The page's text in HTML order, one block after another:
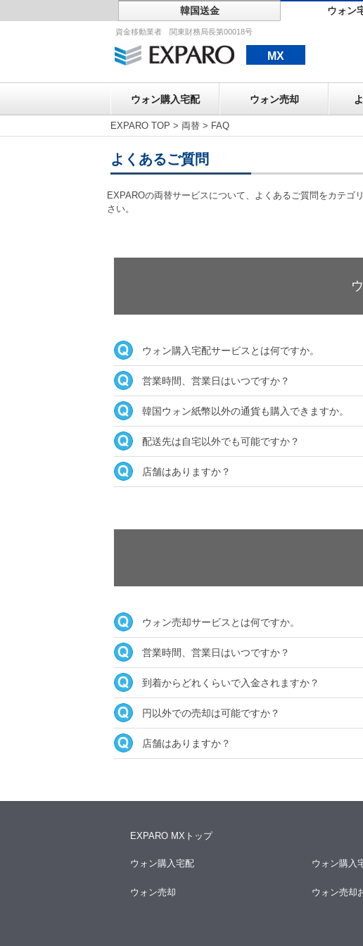
韓国送金 ウォン
資金移動業者 関東財務局長第00018号
MX
ウォン購入宅配 ウォン売却
ウ
EXPARO TOP > 両替 > FAQ
よくあるご質問
EXPAROの両替サービスについて、よくあるご質問をカテ
さい。
ウォン購入宅配サービスとは何ですか。
営業時間、営業日はいつですか？
韓国ウォン紙幣以外の通貨も購入できますか。
配送先は自宅以外でも可能ですか？
店舗はありますか？
ウォン売却サービスとは何ですか。
営業時間、営業日はいつですか？
到着からどれくらいで入金されますか？
円以外での売却は可能ですか？
店舗はありますか？
EXPARO MXトップ
ウォン購入宅配 ウォン購入
ウォン売却 ウォン売却